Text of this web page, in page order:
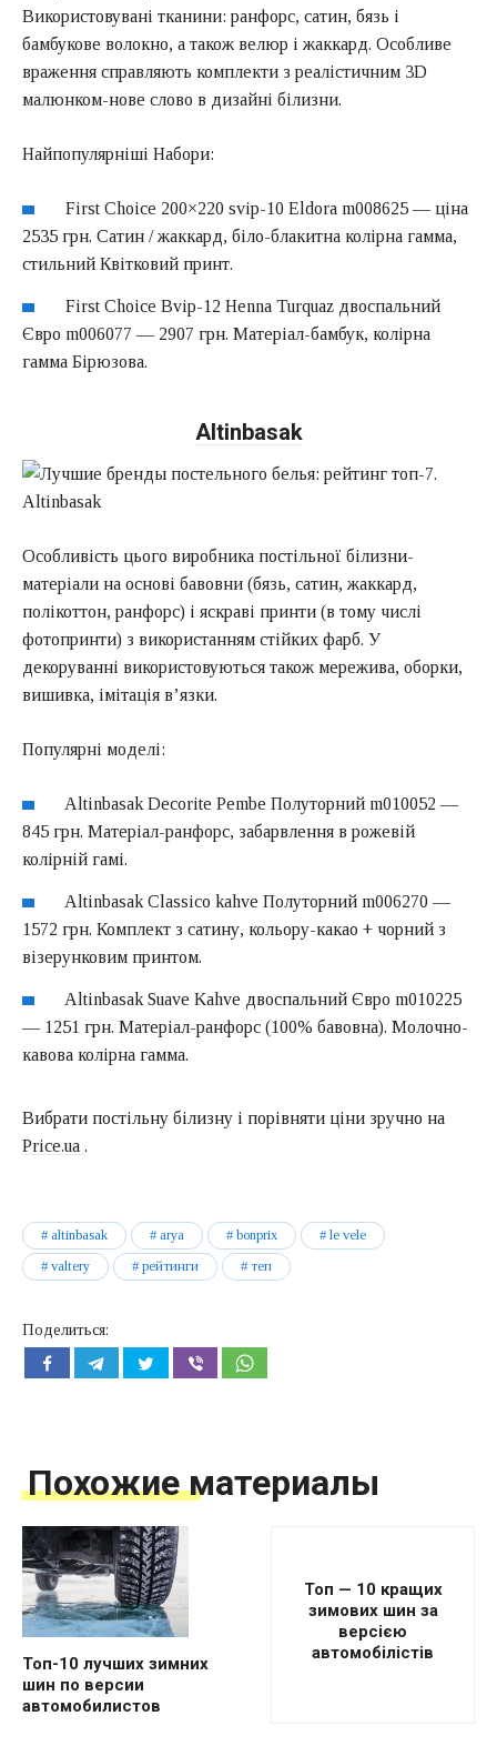
Використовувані тканини: ранфорс, сатин, бязь і
бамбукове волокно, а також велюр і жаккард. Особливе
враження справляють комплекти з реалістичним 3D
малюнком-нове слово в дизайні білизни.
Найпопулярніші Набори:
First Choice 200×220 svip-10 Eldora m008625 — ціна
2535 грн. Сатин / жаккард, біло-блакитна колірна гамма,
стильний Квітковий принт.
First Choice Bvip-12 Henna Turquaz двоспальний
Євро m006077 — 2907 грн. Матеріал-бамбук, колірна
гамма Бірюзова.
Altinbasak
Особливість цього виробника постільної білизни-
матеріали на основі бавовни (бязь, сатин, жаккард,
полікоттон, ранфорс) і яскраві принти (в тому числі
фотопринти) з використанням стійких фарб. У
декоруванні використовуються також мережива, оборки,
вишивка, імітація в’язки.
Популярні моделі:
Altinbasak Decorite Pembe Полуторний m010052 —
845 грн. Матеріал-ранфорс, забарвлення в рожевій
колірній гамі.
Altinbasak Classico kahve Полуторний m006270 —
1572 грн. Комплект з сатину, кольору-какао + чорний з
візерунковим принтом.
Altinbasak Suave Kahve двоспальний Євро m010225
— 1251 грн. Матеріал-ранфорс (100% бавовна). Молочно-
кавова колірна гамма.
Вибрати постільну білизну і порівняти ціни зручно на
Price.ua .
altinbasak arya bonprix le vele
valtery рейтинги теп
Поделиться:
Похожие материалы
Топ-10 лучших зимних
шин по версии
автомобилистов
Топ — 10 кращих
зимових шин за
версією
автомобілістів